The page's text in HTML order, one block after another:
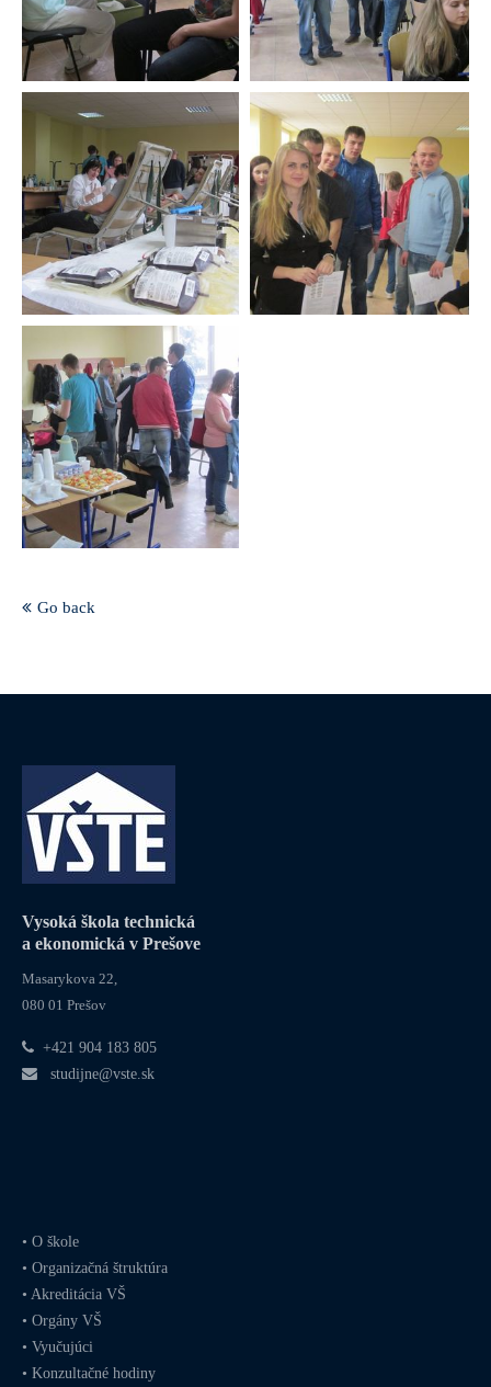
Go back
Vysoká škola technická
a ekonomická v Prešove
Masarykova 22,
080 01 Prešov
+421 904 183 805
studijne@vste.sk
•O škole
•Organizačná štruktúra
•Akreditácia VŠ
•Orgány VŠ
• Vyučujúci
• Konzultačné hodiny